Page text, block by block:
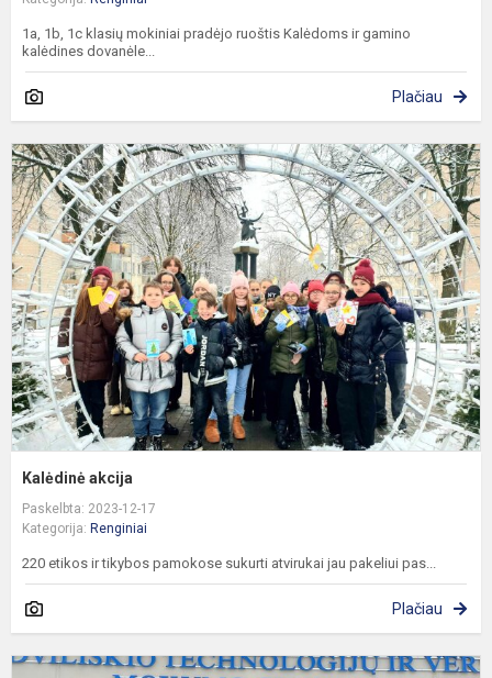
1a, 1b, 1c klasių mokiniai pradėjo ruoštis Kalėdoms ir gamino
kalėdines dovanėle...
Plačiau
Kalėdinė akcija
Paskelbta: 2023-12-17
Kategorija: Renginiai
220 etikos ir tikybos pamokose sukurti atvirukai jau pakeliui pas...
Plačiau